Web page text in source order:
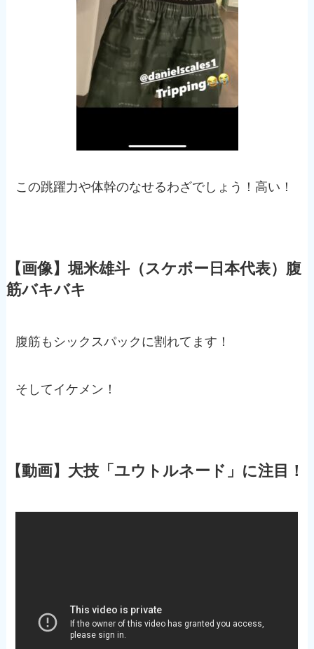
この跳躍力や体幹のなせるわざでしょう！高い！
【画像】堀米雄斗（スケボー日本代表）腹
筋バキバキ
腹筋もシックスパックに割れてます！
そしてイケメン！
【動画】大技「ユウトルネード」に注目！